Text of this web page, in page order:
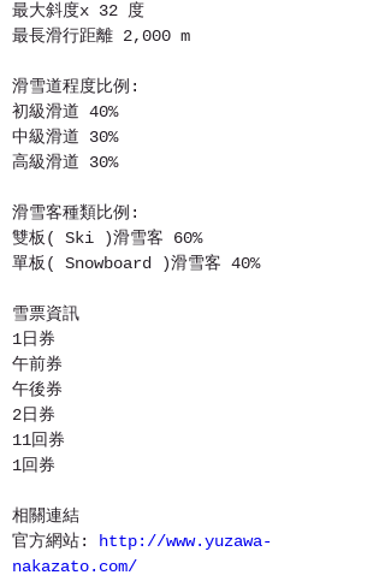
最大斜度x 32 度
最長滑行距離 2,000 m
滑雪道程度比例:
初級滑道 40%
中級滑道 30%
高級滑道 30%
滑雪客種類比例:
雙板( Ski )滑雪客 60%
單板( Snowboard )滑雪客 40%
雪票資訊
1日券
午前券
午後券
2日券
11回券
1回券
相關連結
官方網站: http://www.yuzawa-
nakazato.com/